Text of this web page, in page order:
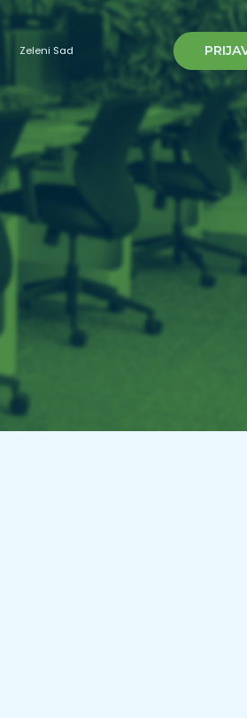
Zeleni Sad
Za
Kao
Za